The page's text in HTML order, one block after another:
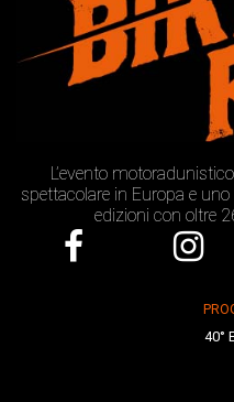
L’evento
spettacolare in Europa e
edizioni con oltre
40°